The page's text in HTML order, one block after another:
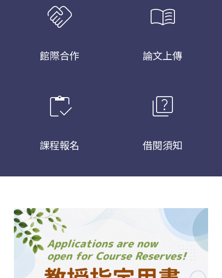
handshake
館際合作
menu_book
論文上傳
inventory
課程報名
quiz
借閱須知